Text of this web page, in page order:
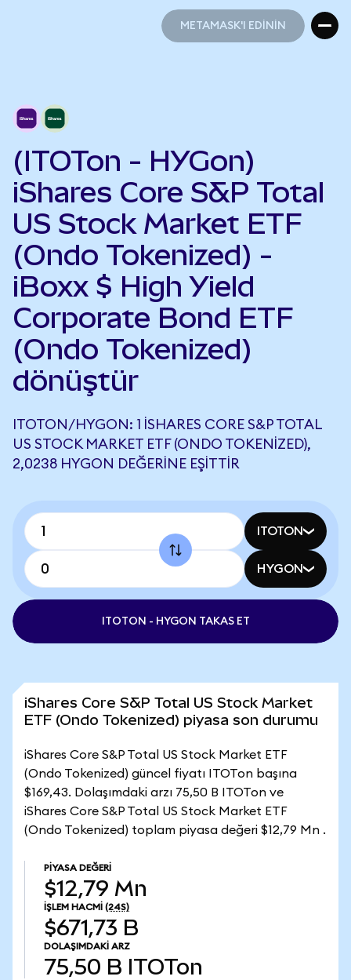
METAMASK'I EDİNİN
(ITOTon - HYGon)
iShares Core S&P Total
US Stock Market ETF
(Ondo Tokenized) -
iBoxx $ High Yield
Corporate Bond ETF
(Ondo Tokenized)
dönüştür
ITOTON/HYGON: 1 ISHARES CORE S&P TOTAL
US STOCK MARKET ETF (ONDO TOKENIZED),
2,0238 HYGON DEĞERINE EŞITTIR
ITOTON
HYGON
ITOTON - HYGON TAKAS ET
iShares Core S&P Total US Stock Market
ETF (Ondo Tokenized) piyasa son durumu
iShares Core S&P Total US Stock Market ETF
(Ondo Tokenized) güncel fiyatı ITOTon başına
$169,43. Dolaşımdaki arzı 75,50 B ITOTon ve
iShares Core S&P Total US Stock Market ETF
(Ondo Tokenized) toplam piyasa değeri $12,79 Mn .
PIYASA DEĞERI
$12,79 Mn
İŞLEM HACMI (24S)
$671,73 B
DOLAŞIMDAKI ARZ
75,50 B ITOTon